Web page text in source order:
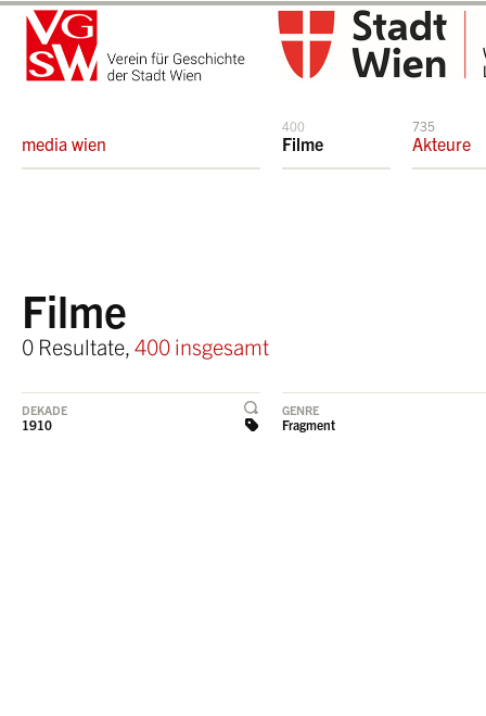
media wien
400
Filme
735
Akteure
Filme
0 Resultate, 400 insgesamt
DEKADE
1910
GENRE
Fragment